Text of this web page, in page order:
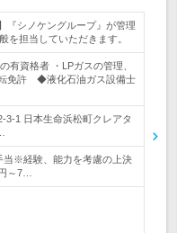
『シノケングループ』が管理
を担当していただきます。
有資格者 ・LPガスの管理、
免許 ◆液化石油ガス設備士
3-1 日本生命浜松町クレアタ
当※経験、能力を考慮の上決
～7…